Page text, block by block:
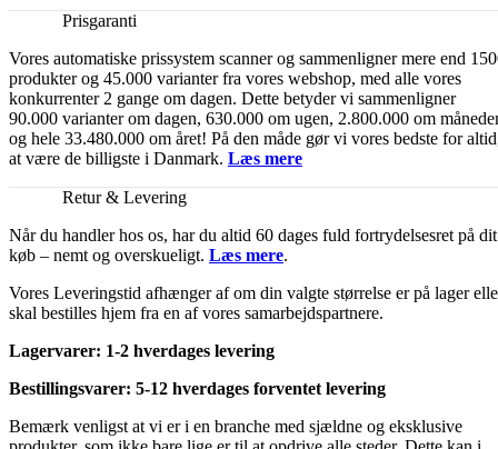
Prisgaranti
Vores automatiske prissystem scanner og sammenligner mere end
produkter og 45.000 varianter fra vores webshop, med alle vores
konkurrenter 2 gange om dagen. Dette betyder vi sammenligner
90.000 varianter om dagen, 630.000 om ugen, 2.800.000 om
og hele 33.480.000 om året! På den måde gør vi vores bedste for
at være de billigste i Danmark. Læs mere
Retur & Levering
Når du handler hos os, har du altid 60 dages fuld fortrydelsesret på dit
køb – nemt og overskueligt. Læs mere.
Vores Leveringstid afhænger af om din valgte størrelse er på lager
skal bestilles hjem fra en af vores samarbejdspartnere.
Lagervarer: 1-2 hverdages levering
Bestillingsvarer: 5-12 hverdages forventet levering
Bemærk venligst at vi er i en branche med sjældne og eksklusive